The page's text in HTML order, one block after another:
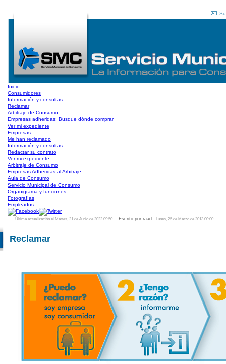
Inicio
Consumidores
Información y consultas
Reclamar
Arbitraje de Consumo
Empresas adheridas: Busque dónde comprar
Ver mi expediente
Empresas
Me han reclamado
Información y consultas
Redactar su contrato
Ver mi expediente
Arbitraje de Consumo
Empresas Adheridas al Arbitraje
Aula de Consumo
Servicio Municipal de Consumo
Organigrama y funciones
Fotografías
Empleados
Última actualización el Martes, 21 de Junio de 2022 09:50 Escrito por raad Lunes, 25 de Marzo de 2013 00:00
Reclamar